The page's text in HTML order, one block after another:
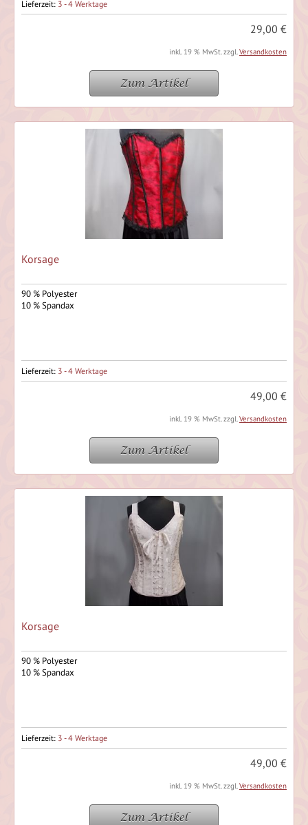
Lieferzeit: 3 - 4 Werktage
29,00 €
inkl. 19 % MwSt. zzgl.Versandkosten
Zum Artikel
Korsage
90 % Polyester
10 % Spandax
Lieferzeit: 3 - 4 Werktage
49,00 €
inkl. 19 % MwSt. zzgl.Versandkosten
Zum Artikel
Korsage
90 % Polyester
10 % Spandax
Lieferzeit: 3 - 4 Werktage
49,00 €
inkl. 19 % MwSt. zzgl.Versandkosten
Zum Artikel